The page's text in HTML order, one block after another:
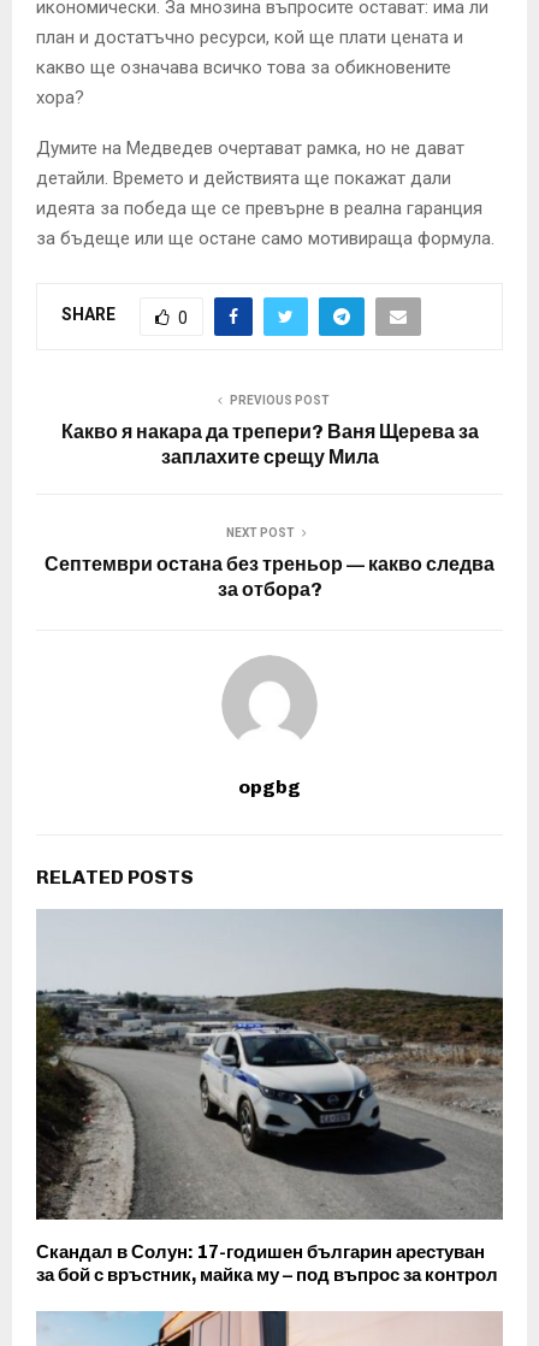
икономически. За мнозина въпросите остават: има ли
план и достатъчно ресурси, кой ще плати цената и
какво ще означава всичко това за обикновените
хора?
Думите на Медведев очертават рамка, но не дават
детайли. Времето и действията ще покажат дали
идеята за победа ще се превърне в реална гаранция
за бъдеще или ще остане само мотивираща формула.
SHARE 0
PREVIOUS POST
Какво я накара да трепери? Ваня Щерева за
заплахите срещу Мила
NEXT POST
Септември остана без треньор — какво следва
за отбора?
opgbg
RELATED POSTS
Скандал в Солун: 17-годишен българин арестуван
за бой с връстник, майка му – под въпрос за контрол